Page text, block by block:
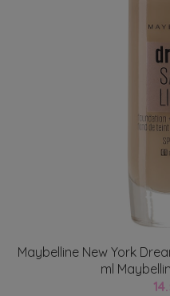
Maybelline New York
ml